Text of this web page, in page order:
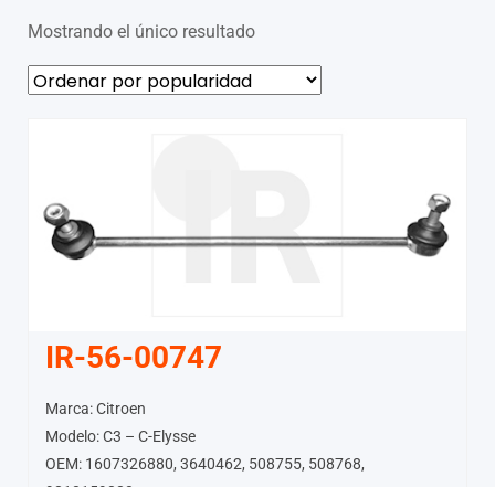
Mostrando el único resultado
IR-56-00747
Marca: Citroen
Modelo: C3 – C-Elysse
OEM: 1607326880, 3640462, 508755, 508768,